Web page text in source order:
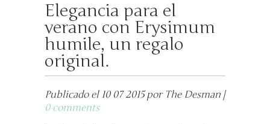
Elegancia para el
verano con Erysimum
humile, un regalo
original.
Publicado el 10 07 2015 por The Desman |
0 comments